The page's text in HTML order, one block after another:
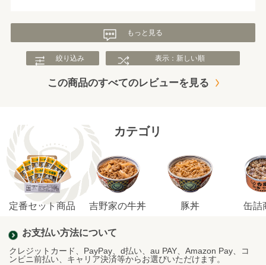
もっと見る
絞り込み 表示：新しい順
この商品のすべてのレビューを見る
カテゴリ
定番セット商品 吉野家の牛丼 豚丼 缶詰
お支払い方法について
クレジットカード、PayPay、d払い、au PAY、Amazon Pay、コ
ンビニ前払い、キャリア決済等からお選びいただけます。